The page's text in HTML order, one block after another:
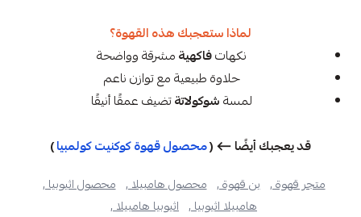
لماذا ستعجبك هذه القهوة؟
نكهاتفاكهيةمشرقة وواضحة
حلاوة طبيعية مع توازن ناعم
لمسةشوكولاتةتضيف عمقًا أنيقًا
قد يعجبك أيضًا ⟵ (محصول قهوة كوكنيت كولمبيا)
متجر قهوة , بن قهوة , محصول هامبيلا , محصول اثيوبيا ,
هامبيلا اثيوبيا , اثيوبيا هامبيلا ,